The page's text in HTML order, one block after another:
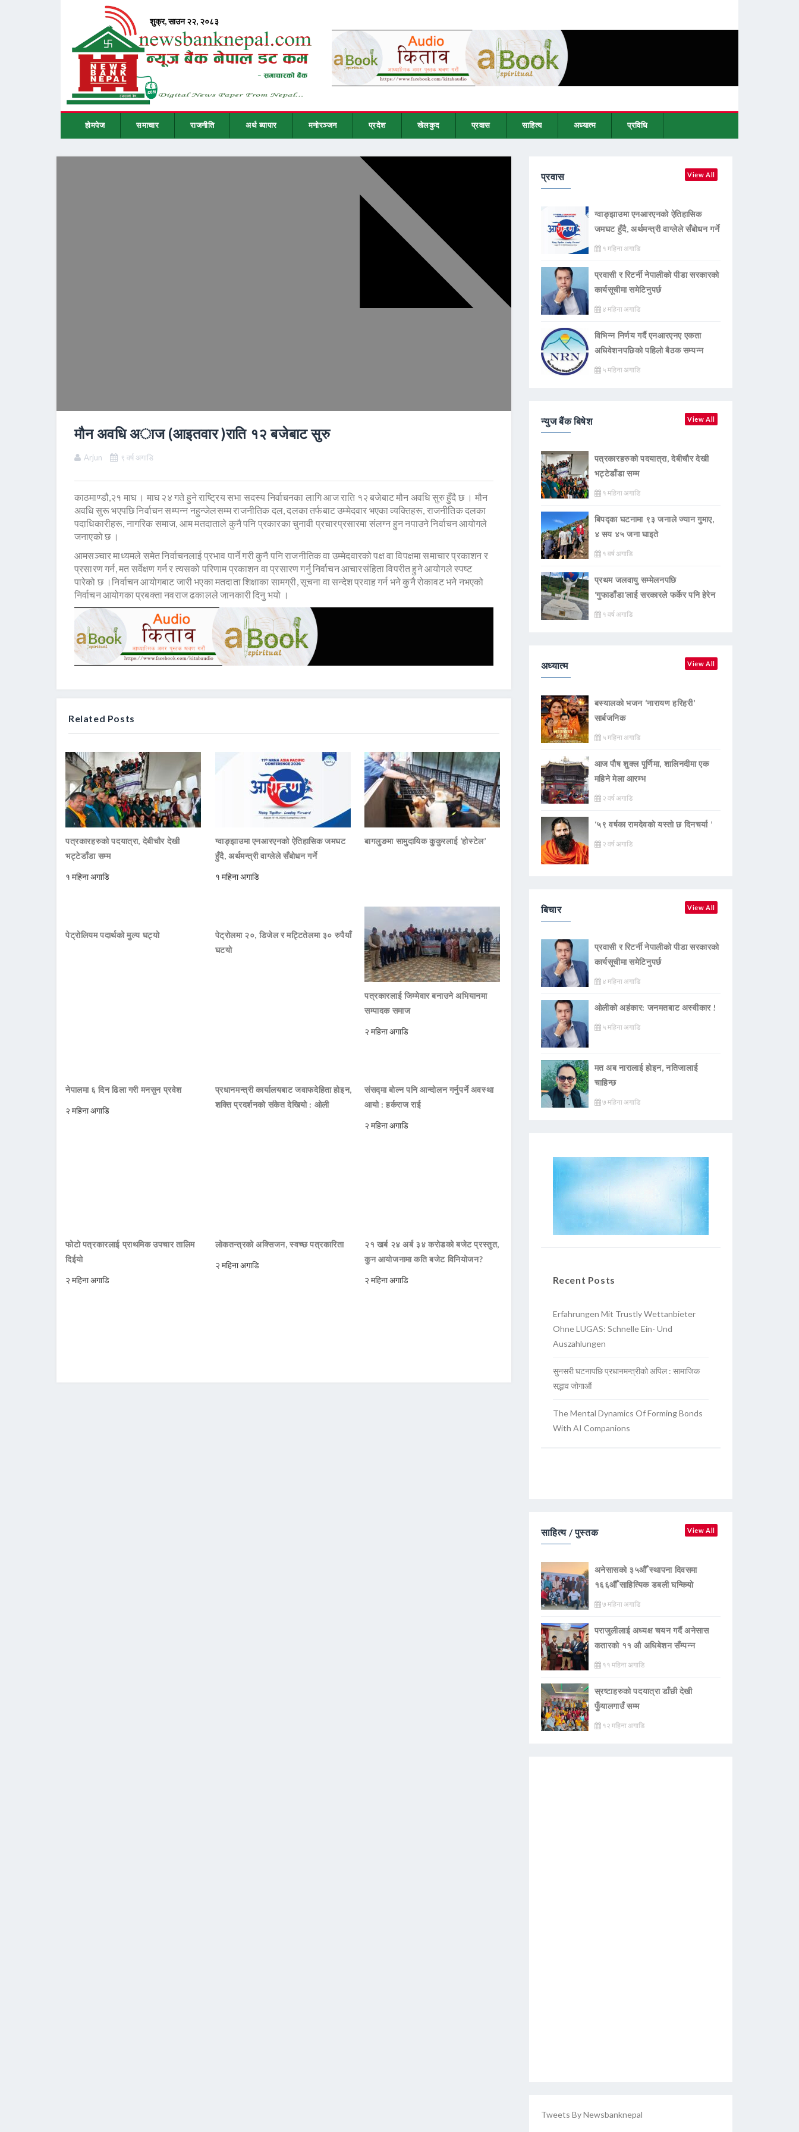
होमपेज समाचार राजनीति अर्थ ब्यापार मनोरञ्जन प्रदेश खेलकुद प्रवास साहित्य अध्यात्म प्रविधि
मौन अवधि अाज (आइतवार )राति १२ बजेबाट सुरु
Arjun ९ वर्ष अगाडि
काठमाण्डौ,२१ माघ । माघ २४ गते हुने राष्ट्रिय सभा सदस्य निर्वाचनका लागि आज राति १२ बजेबाट मौन अवधि सुरु हुँदै छ । मौन
अवधि सुरू भएपछि निर्वाचन सम्पन्न नहुन्जेलसम्म राजनीतिक दल, दलका तर्फबाट उम्मेदवार भएका व्यक्तिहरू, राजनीतिक दलका
पदाधिकारीहरू, नागरिक समाज, आम मतदाताले कुनै पनि प्रकारका चुनावी प्रचारप्रसारमा संलग्न हुन नपाउने निर्वाचन आयोगले
जनाएको छ ।
आमसञ्चार माध्यमले समेत निर्वाचनलाई प्रभाव पार्ने गरी कुनै पनि राजनीतिक वा उम्मेदवारको पक्ष वा विपक्षमा समाचार प्रकाशन र
प्रसारण गर्न, मत सर्वेक्षण गर्न र त्यसको परिणाम प्रकाशन वा प्रसारण गर्नु निर्वाचन आचारसंहिता विपरीत हुने आयोगले स्पष्ट
पारेको छ ।निर्वाचन आयोगबाट जारी भएका मतदाता शिक्षाका सामग्री, सूचना वा सन्देश प्रवाह गर्न भने कुनै रोकावट भने नभएको
निर्वाचन आयोगका प्रबक्ता नवराज ढकालले जानकारी दिनु भयो ।
Related Posts
पत्रकारहरुको पदयात्रा, देबीचौर देखी
भट्टेडाँडा सम्म
१ महिना अगाडि
ग्वाङ्झाउमा एनआरएनको ऐतिहासिक जमघट
हुँदै, अर्थमन्त्री वाग्लेले सँबोधन गर्ने
१ महिना अगाडि
बागलुङमा सामुदायिक कुकुरलाई ‘होस्टेल’
पेट्रोलियम पदार्थको मुल्य घट्यो
पेट्रोलमा २०, डिजेल र मट्टितेलमा ३० रुपैयाँ
घटयो
पत्रकारलाई जिम्मेवार बनाउने अभियानमा
सम्पादक समाज
२ महिना अगाडि
नेपालमा ६ दिन ढिला गरी मनसुन प्रवेश
२ महिना अगाडि
प्रधानमन्त्री कार्यालयबाट जवाफदेहिता होइन,
शक्ति प्रदर्शनको संकेत देखियो : ओली
संसद्मा बोल्न पनि आन्दोलन गर्नुपर्ने अवस्था
आयो : हर्कराज राई
२ महिना अगाडि
फोटो पत्रकारलाई प्राथमिक उपचार तालिम
दिईयो
२ महिना अगाडि
लोकतन्त्रको अक्सिजन, स्वच्छ पत्रकारिता
२ महिना अगाडि
२१ खर्ब २४ अर्ब ३४ करोडको बजेट प्रस्तुत,
कुन आयोजनामा कति बजेट विनियोजन?
२ महिना अगाडि
प्रवास View All
ग्वाङ्झाउमा एनआरएनको ऐतिहासिक
जमघट हुँदै, अर्थमन्त्री वाग्लेले सँबोधन गर्ने
१ महिना अगाडि
प्रवासी र रिटर्नी नेपालीको पीडा सरकारको
कार्यसूचीमा समेटिनुपर्छ
४ महिना अगाडि
विभिन्न निर्णय गर्दै एनआरएनए एकता
अधिवेशनपछिको पहिलो बैठक सम्पन्न
५ महिना अगाडि
न्युज बैंक बिषेश View All
पत्रकारहरुको पदयात्रा, देबीचौर देखी
भट्टेडाँडा सम्म
१ महिना अगाडि
बिपद्का घटनामा ९३ जनाले ज्यान गुमाए,
४ सय ४५ जना घाइते
१ वर्ष अगाडि
प्रथम जलवायु सम्मेलनपछि
‘गुफाडाँडा’लाई सरकारले फर्केर पनि हेरेन
१ वर्ष अगाडि
अध्यात्म View All
बस्यालको भजन ‘नारायण हरिहरी’
सार्बजनिक
५ महिना अगाडि
आज पौष शुक्ल पूर्णिमा, शालिनदीमा एक
महिने मेला आरम्भ
२ वर्ष अगाडि
‘५९ वर्षका रामदेवकाे यस्ताे छ दिनचर्या ’
२ वर्ष अगाडि
बिचार View All
प्रवासी र रिटर्नी नेपालीको पीडा सरकारको
कार्यसूचीमा समेटिनुपर्छ
४ महिना अगाडि
ओलीको अहंकार: जनमतबाट अस्वीकार !
५ महिना अगाडि
मत अब नारालाई होइन, नतिजालाई
चाहिन्छ
७ महिना अगाडि
Recent Posts
Erfahrungen Mit Trustly Wettanbieter
Ohne LUGAS: Schnelle Ein- Und
Auszahlungen
सुनसरी घटनापछि प्रधानमन्त्रीको अपिल : सामाजिक
सद्भाव जोगाऔं
The Mental Dynamics Of Forming Bonds
With AI Companions
साहित्य / पुस्तक View All
अनेसासको ३५औँ स्थापना दिवसमा
१६६औँ साहित्यिक डबली घन्कियाे
७ महिना अगाडि
पराजुलीलाई अध्यक्ष चयन गर्दै अनेसास
कतारको ११ औ अधिबेशन सँम्पन्न
११ महिना अगाडि
स्रष्टाहरुको पदयात्रा डाँछी देखी
फुँयालगाउँ सम्म
१२ महिना अगाडि
Tweets By Newsbanknepal